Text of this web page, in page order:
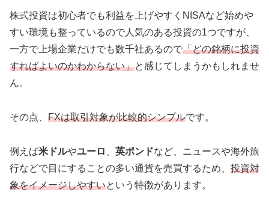
株式投資は初心者でも利益を上げやすくNISAなど始めや
すい環境も整っているので人気のある投資の1つですが、
一方で上場企業だけでも数千社あるので「どの銘柄に投資
すればよいのかわからない」と感じてしまうかもしれませ
ん。
その点、 FXは取引対象が比較的シンプルです。
例えば米ドルやユーロ 英ポンドなど、ニュースや海外旅
行などで目にすることの多い通貨を売買するため、 投資対
象をイメージしやすいという特徴があります。